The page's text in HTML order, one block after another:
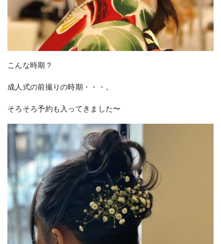
こんな時期？
成人式の前撮りの時期・・・。
そろそろ予約も入ってきました〜